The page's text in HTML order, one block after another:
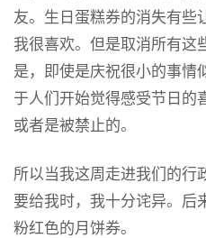
友。生日蛋糕券的消失有些
我很喜欢。但是取消所有这
是，即使是庆祝很小的事情
于人们开始觉得感受节日的
或者是被禁止的。
所以当我这周走进我们的行
要给我时，我十分诧异。后
粉红色的月饼券。